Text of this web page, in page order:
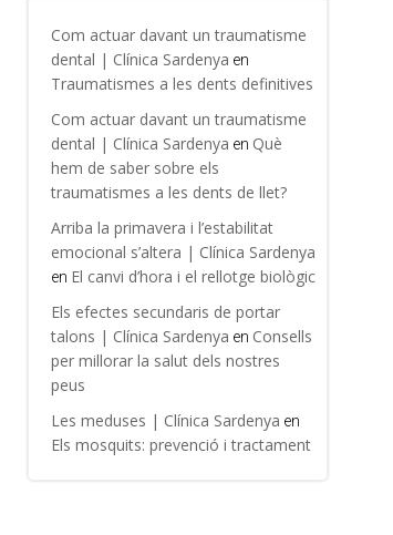
Com actuar davant un traumatisme
dental | Clínica Sardenya en
Traumatismes a les dents definitives
Com actuar davant un traumatisme
dental | Clínica Sardenya en Què
hem de saber sobre els
traumatismes a les dents de llet?
Arriba la primavera i l’estabilitat
emocional s’altera | Clínica Sardenya
en El canvi d’hora i el rellotge biològic
Els efectes secundaris de portar
talons | Clínica Sardenya en Consells
per millorar la salut dels nostres
peus
Les meduses | Clínica Sardenya en
Els mosquits: prevenció i tractament